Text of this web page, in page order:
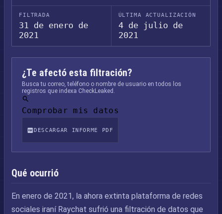
FILTRADA
31 de enero de
2021
ÚLTIMA ACTUALIZACIÓN
4 de julio de
2021
¿Te afectó esta filtración?
Busca tu correo, teléfono o nombre de usuario en todos los
registros que indexa CheckLeaked.
Comprobar mis datos
DESCARGAR INFORME PDF
Qué ocurrió
En enero de 2021, la ahora extinta plataforma de redes
sociales iraní Raychat sufrió una filtración de datos que